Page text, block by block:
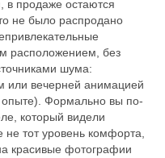
в продаже остаются
не было распродано
расположением, без
шума:
или вечерней анимацией
опыте). Формально вы по-
который видели
тот уровень комфорта,
красивые фотографии